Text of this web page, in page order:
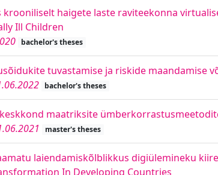
haigete laste raviteekonna
Ill Children
bachelor's theses
tuvastamise ja riskide maandamise
bachelor's theses
maatriksite
master's theses
laiendamiskõlblikkus digiülemineku
In Developing Countries